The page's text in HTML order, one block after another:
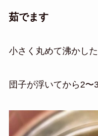
茹でます
小さく丸めて沸かし
団子が浮いてから2〜